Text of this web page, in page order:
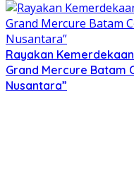
Rayakan
Grand Mercure Batam
Nusantara”